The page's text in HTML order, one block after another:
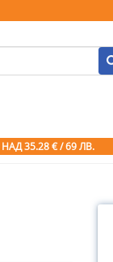
НАД 35.28 € / 69 ЛВ.